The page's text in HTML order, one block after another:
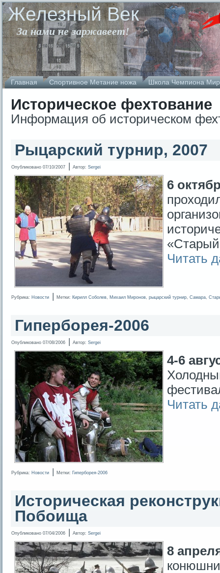
Железный Век
За нами не заржавеет!
Главная Спортивное Метание ножа Школа Чемпиона
Историческое фехтование
Информация об историческом
Рыцарский турнир, 2007
Опубликовано 07/10/2007 | Автор: Sergei
6
«Старый
Читать
Рубрика: Новости | Метки: Кирилл Соболев, Михаил Миронов, рыцарский турнир, Самара,
Гиперборея-2006
Опубликовано 07/08/2006 | Автор: Sergei
4-6
Читать
Рубрика: Новости | Метки: Гиперборея-2006
Историческая
Побоища
Опубликовано 07/04/2006 | Автор: Sergei
8